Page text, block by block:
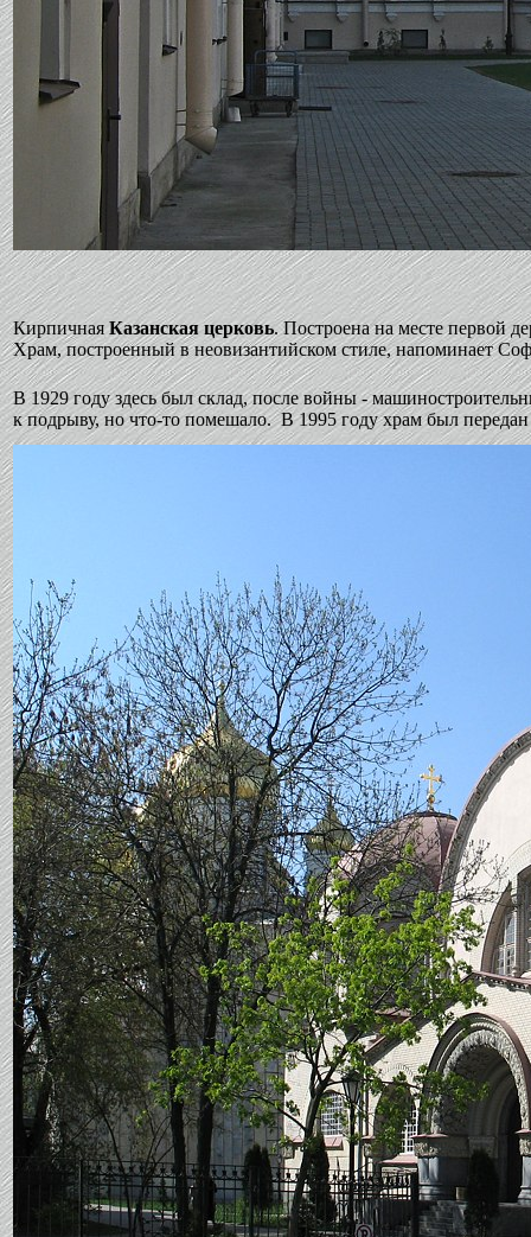
КирпичнаяКазанская церковь. Построена на месте первой
Храм, построенный в неовизантийском стиле, напоминает
В 1929 году здесь был склад, после войны -
к подрыву, но что-то помешало. В 1995 году храм был